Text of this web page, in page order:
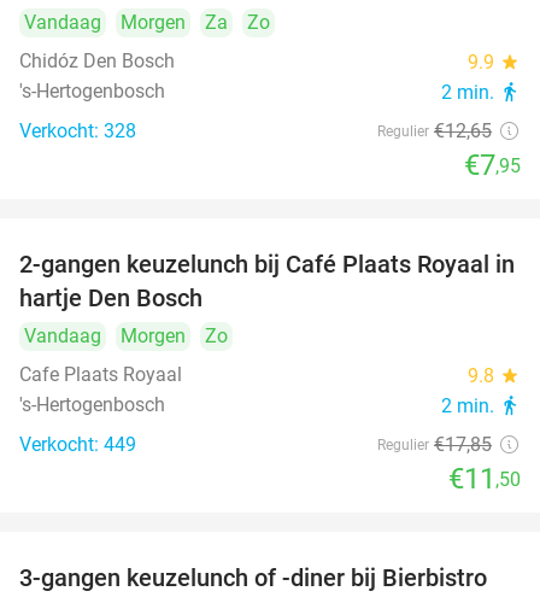
Vandaag Morgen Za
Zo
Chidóz Den Bosch
9.9 star
's-Hertogenbosch 2 min. directions_walk
Verkocht: 328 Regulier €12,65
€7,95
36%
2-gangen keuzelunch bij Café Plaats Royaal in
hartje Den Bosch
Vandaag Morgen
Zo
Cafe Plaats Royaal
9.8 star
's-Hertogenbosch 2 min. directions_walk
Verkocht: 449 Regulier €17,85
€11 ,50
41%
3-gangen keuzelunch of -diner bij Bierbistro